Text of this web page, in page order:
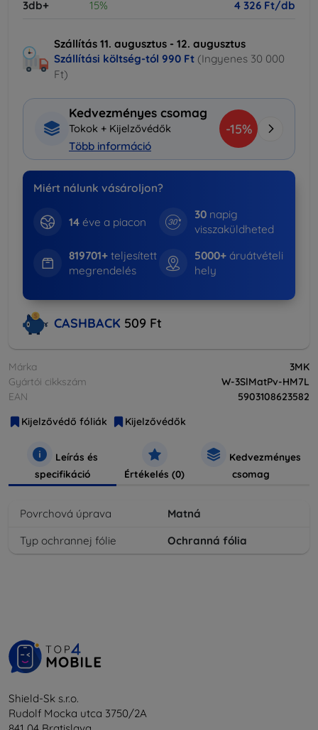
3db+ 15% 4 326 Ft/db
Szállítás 11. augusztus - 12. augusztus
Szállítási költség-tól 990 Ft (Ingyenes 30 000
Ft)
Kedvezményes csomag
Tokok + Kijelzővédők
Több információ
-15%
Miért nálunk vásároljon?
14éve a piacon
30 napig
visszaküldheted
819701+teljesített
megrendelés
5000+ áruátvételi
hely
CASHBACK 509 Ft
Márka
3MK
Gyártói cikkszám
W-3SlMatPv-HM7L
EAN
5903108623582
Kijelzővédő fóliák
Kijelzővédők
Leírás és
specifikáció
Értékelés (0)
Kedvezményes
csomag
Povrchová úprava
Matná
Typ ochrannej fólie
Ochranná fólia
Shield-Sk s.r.o.
Rudolf Mocka utca 3750/2A